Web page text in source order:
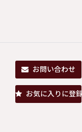
お問い合わせ
お気に入りに登録